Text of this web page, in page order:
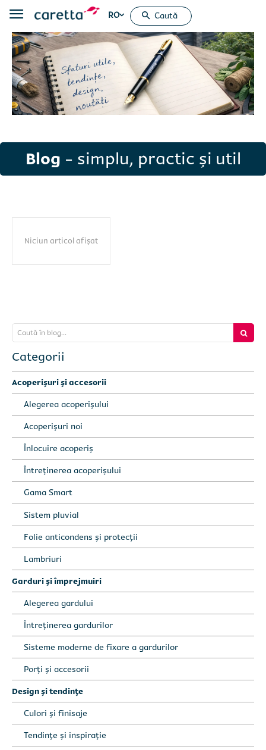
Completează formularul sau sună
direct:0735 000 555
Completează formularul sau sună
direct:0735 000 555
RO Caută
Blog - simplu, practic și util
Niciun articol afișat
Caută în blog...
Categorii
Acoperișuri și accesorii
Alegerea acoperișului
Acoperișuri noi
Înlocuire acoperiș
Întreținerea acoperișului
Gama Smart
Sistem pluvial
Folie anticondens și protecții
Lambriuri
Garduri și împrejmuiri
Alegerea gardului
Întreținerea gardurilor
Sisteme moderne de fixare a gardurilor
Porți și accesorii
Design și tendințe
Culori și finisaje
Tendințe și inspirație